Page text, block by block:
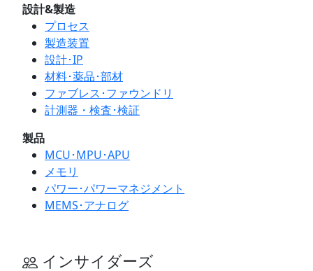
設計&製造
プロセス
製造装置
設計･IP
材料･薬品･部材
ファブレス･ファウンドリ
計測器・検査･検証
製品
MCU･MPU･APU
メモリ
パワー･パワーマネジメント
MEMS･アナログ
インサイダーズ